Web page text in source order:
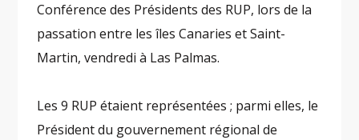
Conférence des Présidents des RUP, lors de la
passation entre les îles Canaries et Saint-
Martin, vendredi à Las Palmas.
Les 9 RUP étaient représentées ; parmi elles, le
Président du gouvernement régional de